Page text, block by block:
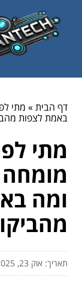
דף הבית» מתי
באמת לצפות
מתי
מומחה
ומה
תאריך: אוק 23, 2025